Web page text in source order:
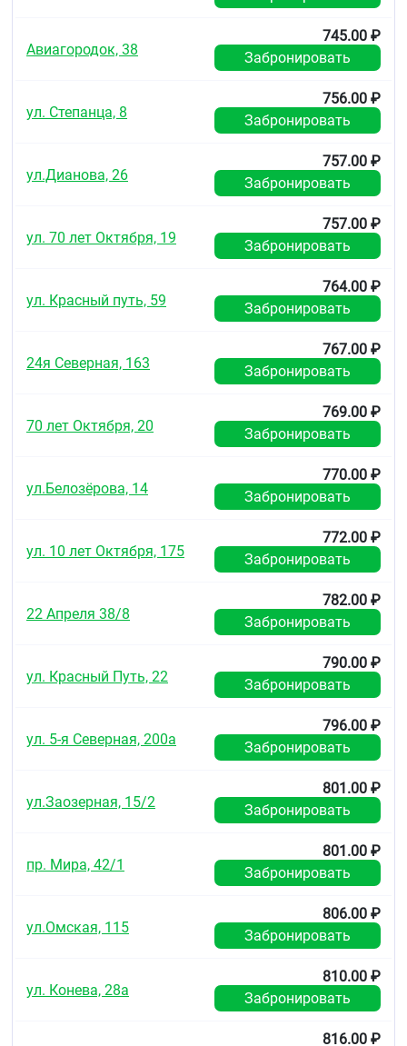
Авиагородок, 38
745.00 ₽
Забронировать
ул. Степанца, 8
756.00 ₽
Забронировать
ул.Дианова, 26
757.00 ₽
Забронировать
ул. 70 лет Октября, 19
757.00 ₽
Забронировать
ул. Красный путь, 59
764.00 ₽
Забронировать
24я Северная, 163
767.00 ₽
Забронировать
70 лет Октября, 20
769.00 ₽
Забронировать
ул.Белозёрова, 14
770.00 ₽
Забронировать
ул. 10 лет Октября, 175
772.00 ₽
Забронировать
22 Апреля 38/8
782.00 ₽
Забронировать
ул. Красный Путь, 22
790.00 ₽
Забронировать
ул. 5-я Северная, 200а
796.00 ₽
Забронировать
ул.Заозерная, 15/2
801.00 ₽
Забронировать
пр. Мира, 42/1
801.00 ₽
Забронировать
ул.Омская, 115
806.00 ₽
Забронировать
ул. Конева, 28а
810.00 ₽
Забронировать
816.00 ₽